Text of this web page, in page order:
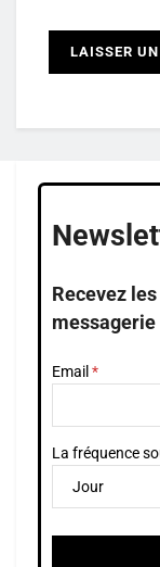
Recevez
messagerie
Email
La fréquence